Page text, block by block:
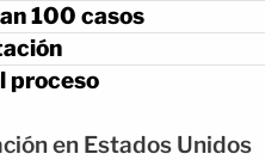
100 casos
proceso
en Estados Unidos